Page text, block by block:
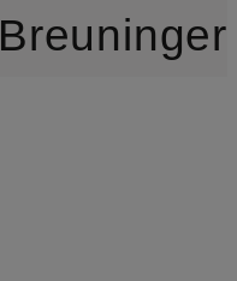
Breuninger